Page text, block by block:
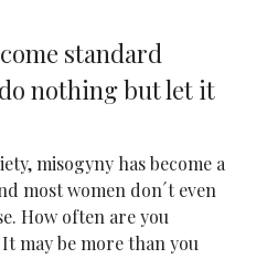
standard
nothing but let it
misogyny has become a
most women don´t even
How often are you
may be more than you